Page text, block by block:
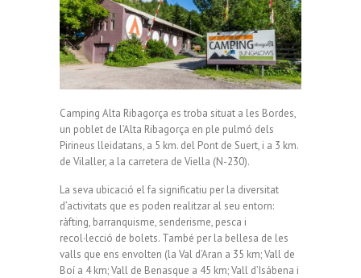
Camping Alta Ribagorça es troba situat a les Bordes,
un poblet de l’Alta Ribagorça en ple pulmó dels
Pirineus lleidatans, a 5 km. del Pont de Suert, i a 3 km.
de Vilaller, a la carretera de Viella (N-230).
La seva ubicació el fa significatiu per la diversitat
d’activitats que es poden realitzar al seu entorn:
ràfting, barranquisme, senderisme, pesca i
recol·lecció de bolets. També per la bellesa de les
valls que ens envolten (la Val d’Aran a 35 km; Vall de
Boí a 4 km; Vall de Benasque a 45 km; Vall d’Isábena i